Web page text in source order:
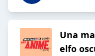
Una
elfo